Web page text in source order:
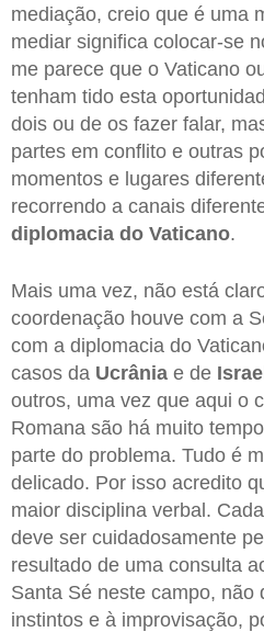
mediação, creio que é uma
mediar significa colocar-se
me parece que o Vaticano
tenham tido esta
dois ou de os fazer falar,
partes em conflito e outras
momentos e lugares
recorrendo a canais
diplomacia do Vaticano.
Mais uma vez, não está
coordenação houve com a
com a diplomacia do
casos da Ucrânia e de
outros, uma vez que aqui o
Romana são há muito
parte do problema. Tudo é
delicado. Por isso acredito
maior disciplina verbal.
deve ser cuidadosamente
resultado de uma consulta
Santa Sé neste campo, não
instintos e à improvisação,